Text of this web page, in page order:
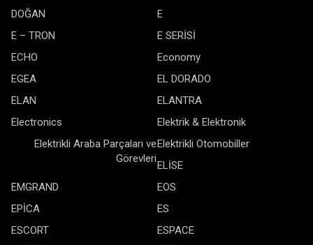
DOĞAN
E
E – TRON
E SERİSİ
ECHO
Economy
EGEA
EL DORADO
ELAN
ELANTRA
Electronics
Elektrik & Elektronik
Elektrikli Araba Parçaları ve
Görevleri
Elektrikli Otomobiller
ELİSE
EMGRAND
EOS
EPİCA
ES
ESCORT
ESPACE